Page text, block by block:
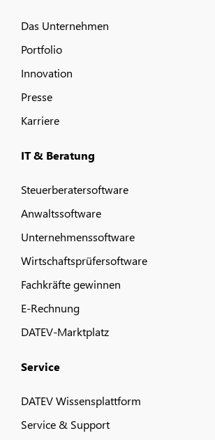
Das Unternehmen
Portfolio
Innovation
Presse
Karriere
IT & Beratung
Steuerberatersoftware
Anwaltssoftware
Unternehmenssoftware
Wirtschaftsprüfersoftware
Fachkräfte gewinnen
E-Rechnung
DATEV-Marktplatz
Service
DATEV Wissensplattform
Service & Support